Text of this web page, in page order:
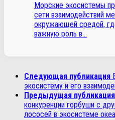
Морские экосистемы
сети взаимодействий
окружающей средой,
важную роль в…
Следующая публикация
экосистему и его
Предыдущая публикация
конкуренции горбуши с
лососей в экосистеме